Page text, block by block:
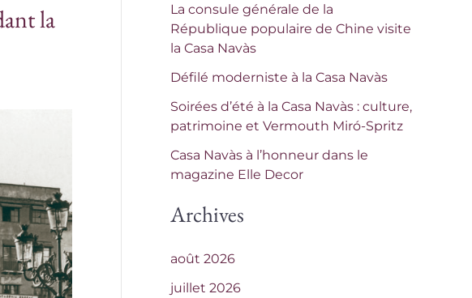
la
c
h
r
:
La consule générale de la
République populaire de Chine visite
la Casa Navàs
Défilé moderniste à la Casa Navàs
Soirées d’été à la Casa Navàs : culture,
patrimoine et Vermouth Miró-Spritz
Casa Navàs à l’honneur dans le
magazine Elle Decor
Archives
août 2026
juillet 2026